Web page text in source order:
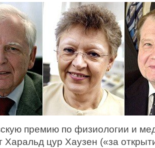
премию по физиологии и
Харальд цур Хаузен («за